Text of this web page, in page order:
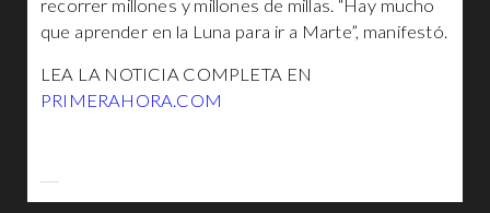
recorrer millones y millones de millas. “Hay mucho
que aprender en la Luna para ir a Marte”, manifestó.
LEA LA NOTICIA COMPLETA EN
PRIMERAHORA.COM